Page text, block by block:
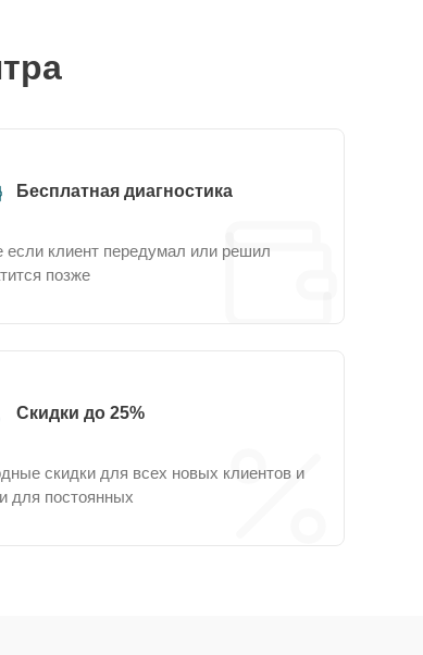
Бесплатная диагностика
если клиент передумал или решил
позже
Скидки до 25%
скидки для всех новых клиентов и
для постоянных